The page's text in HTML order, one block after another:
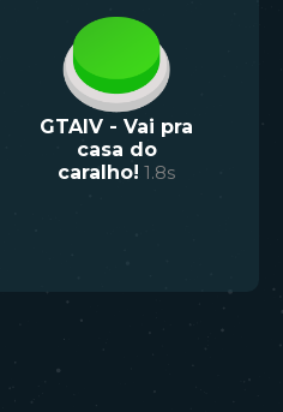
GTAIV - Vai pra
casa do
caralho! 1.8s